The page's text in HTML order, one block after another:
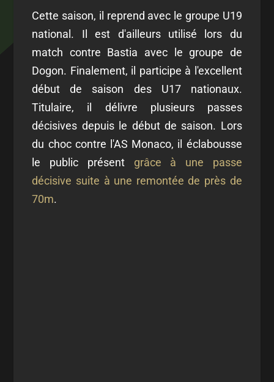
Cette saison, il reprend avec le groupe U19
national. Il est d'ailleurs utilisé lors du
match contre Bastia avec le groupe de
Dogon. Finalement, il participe à l'excellent
début de saison des U17 nationaux.
Titulaire, il délivre plusieurs passes
décisives depuis le début de saison. Lors
du choc contre l'AS Monaco, il éclabousse
le public présentgrâce à une passe
décisive suite à une remontée de près de
70m.